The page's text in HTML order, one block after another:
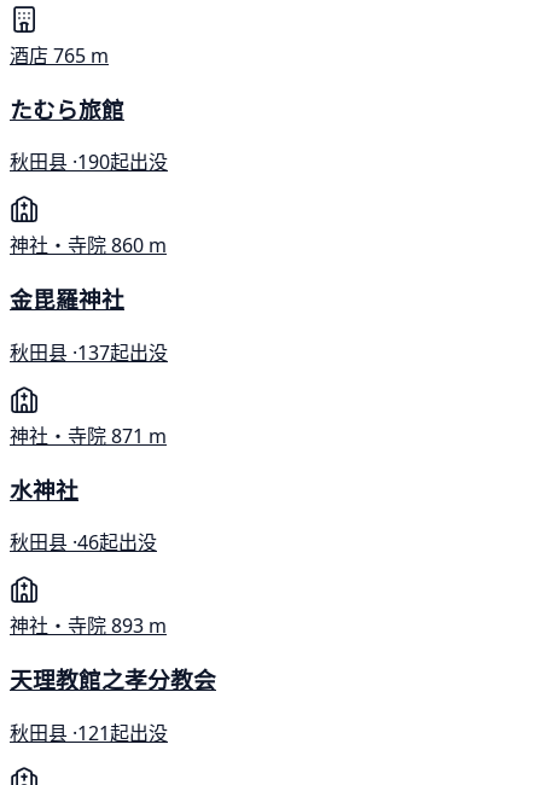
酒店765 m
たむら旅館
秋田县 ·190起出没
神社・寺院860 m
金毘羅神社
秋田县 ·137起出没
神社・寺院871 m
水神社
秋田县 ·46起出没
神社・寺院893 m
天理教館之孝分教会
秋田县 ·121起出没